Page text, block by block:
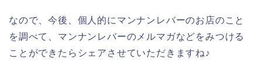
なので、今後、個人的にマンナンレバーのお店のこと
を調べて、マンナンレバーのメルマガなどをみつける
ことができたらシェアさせていただきますね♪